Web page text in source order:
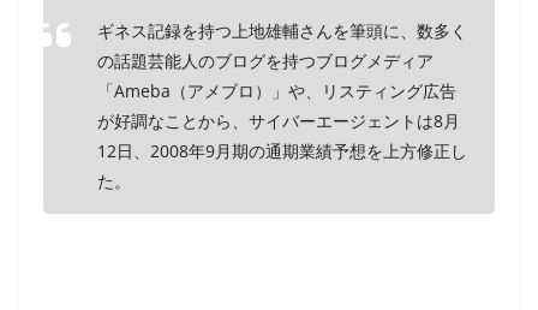
ギネス記録を持つ上地雄輔さんを筆頭に、数多く
の話題芸能人のブログを持つブログメディア
「Ameba（アメブロ）」や、リスティング広告
が好調なことから、サイバーエージェントは8月
12日、2008年9月期の通期業績予想を上方修正し
た。